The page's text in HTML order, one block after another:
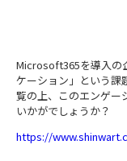
Microsoft365を導入の
ケーション」という課
覧の上、このエンゲー
いかがでしょうか？
https://